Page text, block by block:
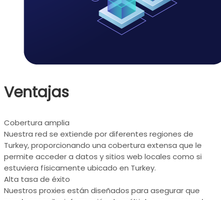
Ventajas
Cobertura amplia
Nuestra red se extiende por diferentes regiones de
Turkey, proporcionando una cobertura extensa que le
permite acceder a datos y sitios web locales como si
estuviera físicamente ubicado en Turkey.
Alta tasa de éxito
Nuestros proxies están diseñados para asegurar que